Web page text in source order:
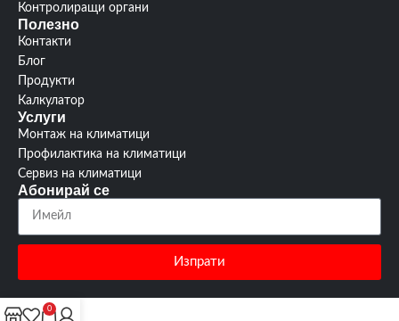
Контролиращи органи
Полезно
Контакти
Блог
Продукти
Калкулатор
Услуги
Монтаж на климатици
Профилактика на климатици
Сервиз на климатици
Абонирай се
Изпрати
0